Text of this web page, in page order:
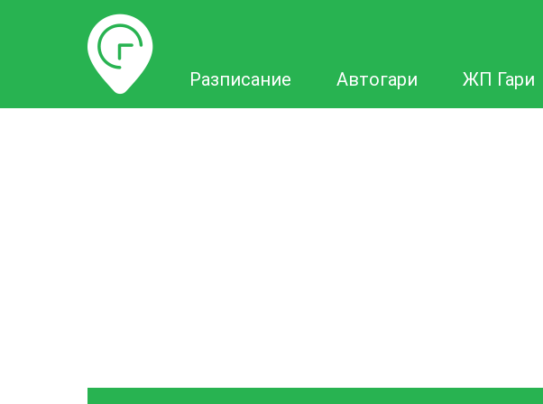
Разписание
Разписание Автогари ЖП Гари